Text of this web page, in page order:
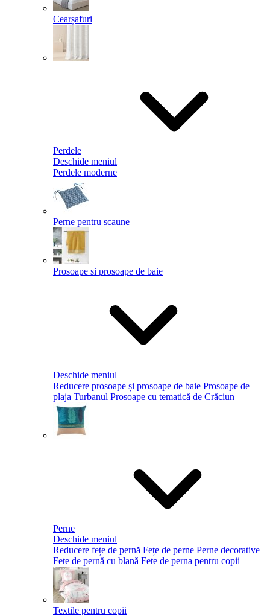
Cearșafuri
Perdele
Deschide meniul
Perdele moderne
Perne pentru scaune
Prosoape si prosoape de baie
Deschide meniul
Reducere prosoape și prosoape de baie Prosoape de
plaja Turbanul Prosoape cu tematică de Crăciun
Perne
Deschide meniul
Reducere fețe de pernă Fețe de perne Perne decorative
Fete de pernă cu blană Fete de perna pentru copii
Textile pentru copii